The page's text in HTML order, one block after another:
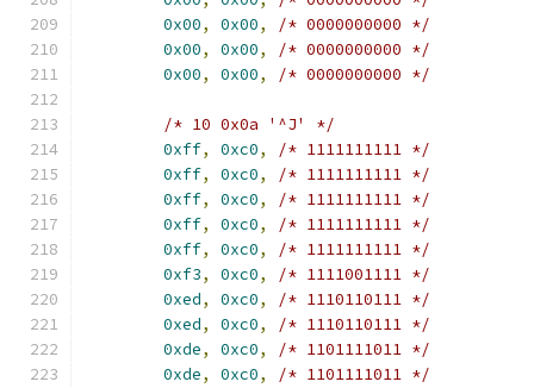
0x00, 0x00,
/* 0000000000 */
0x00, 0x00,
/* 0000000000 */
0x00, 0x00, /* 0000000000 */
/* 10 0x0a '^J' */
0xff, 0xc0,
/* 1111111111 */
0xff, 0xc0,
/* 1111111111 */
0xff, 0xc0,
/* 1111111111 */
0xff, 0xc0,
/* 1111111111 */
0xff, 0xc0,
/* 1111111111 */
0xf3, 0xc0,
/* 1111001111 */
0xed, 0xc0,
/* 1110110111 */
0xed, 0xc0,
/* 1110110111 */
0xde, 0xc0,
/* 1101111011 */
0xde, 0xc0,
/* 1101111011 */